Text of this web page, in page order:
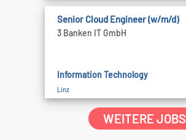
Senior Cloud Engineer (w/m/d)
3 Banken IT GmbH
Information Technology
Linz
WEITERE JOBS